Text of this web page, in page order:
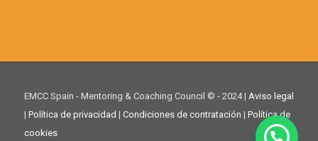
EMCC Spain - Mentoring & Coaching Council © - 2024 | Aviso legal
| Política de privacidad | Condiciones de contratación | Política de
cookies